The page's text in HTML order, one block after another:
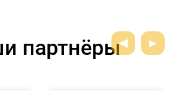
партнёры